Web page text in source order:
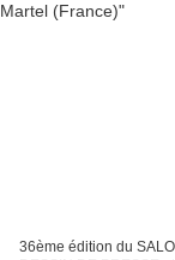
36ème édition du